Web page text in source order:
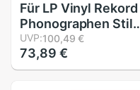
Für LP Vinyl Rekord
Phonographen Stil
Jahrgang “Jetzt
Spielen” Schwere
Holz Anzeige Stand
UVP:100,49 €
73,89 €